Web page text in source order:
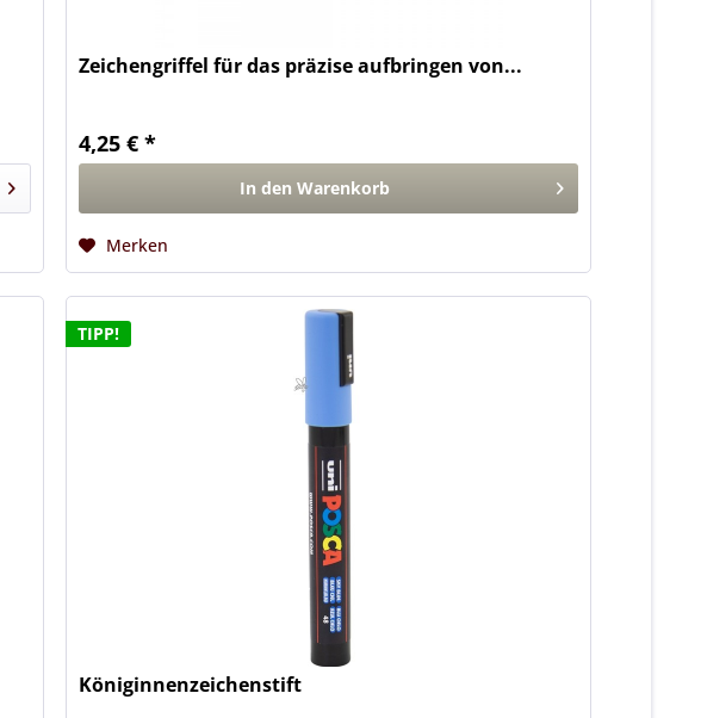
Zeichengriffel für das präzise aufbringen von...
4,25 € *
In den Warenkorb
Merken
TIPP!
Königinnenzeichenstift